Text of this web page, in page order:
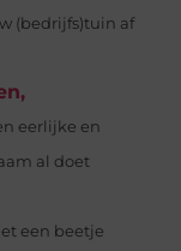
(bedrijfs)tuin af
eerlijke en
al doet
een beetje